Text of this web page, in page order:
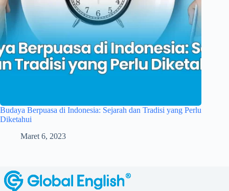
Budaya Berpuasa di Indonesia: Sejarah dan Tradisi yang Perlu
Diketahui
Maret 6, 2023